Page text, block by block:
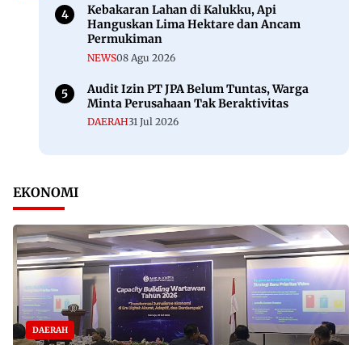
Kebakaran Lahan di Kalukku, Api
Hanguskan Lima Hektare dan Ancam
Permukiman
NEWS08 Agu 2026
Audit Izin PT JPA Belum Tuntas, Warga
Minta Perusahaan Tak Beraktivitas
DAERAH31 Jul 2026
EKONOMI
DAERAH